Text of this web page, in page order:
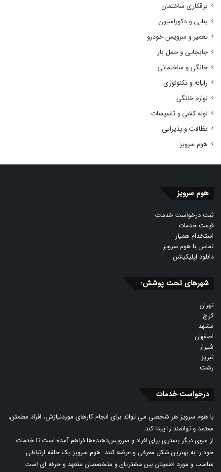
برقکاری ساختمان
بنایی و دکوراسیون
تعمیر و سرویس خودرو
جابجایی و حمل بار
خانگی و ساختمانی
رایانه و تکنولوژی
لوازم خانگی
لوله کشی و تاسیسات
نظافت و پذیرایی
هوم سرویز
هوم سرویز
ثبت درخواست خدمات
قیمت خدمات
استخدام همیار
تماس با هوم سرویز
دانلود اپلیکیشن
شهرهای تحت پوشش:
تهران
کرج
مشهد
اصفهان
شیراز
تبریز
رشت
درخواست خدمات
با هوم سرویز هر شخصی می تواند برای انجام کارهای موردنیازش، افراد مطمئن،
معتمد و توانمند را پیدا کند.
از سوی دیگر بستری برای افراد و سرویس‌دهنده‌ها فراهم آمده است تا خدمات
خود را به بهترین شکل معرفی و عرضه کنند. هوم سرویز یک حلقه ارتباطی
مناسب و مورد اطمینان بین مشتریان و متخصصان متعهد و حرفه ای است.